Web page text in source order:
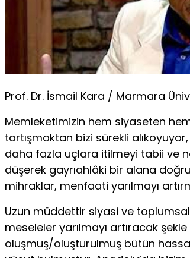
Prof. Dr. İsmail Kara / Marmara
Memleketimizin hem siyaseten
tartışmaktan bizi sürekli
daha fazla uçlara itilmeyi tabii ve
düşerek gayrıahlâki bir alana
mihraklar, menfaati yarılmayı
Uzun müddettir siyasi ve
meseleler yarılmayı artıracak
oluşmuş/oluşturulmuş bütün